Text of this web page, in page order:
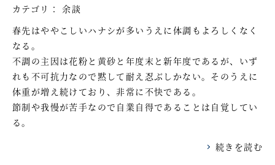
カテゴリ： 余談
春先はややこしいハナシが多いうえに体調もよろしくなく
なる。
不調の主因は花粉と黄砂と年度末と新年度であるが、いず
れも不可抗力なので黙して耐え忍ぶしかない。そのうえに
体重が増え続けており、非常に不快である。
節制や我慢が苦手なので自業自得であることは自覚してい
る。
続きを読む